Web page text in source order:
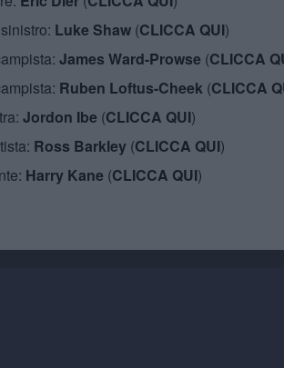
Luke Shaw (CLICCA QUI)
James Ward-Prowse (CLICCA
Ruben Loftus-Cheek (CLICCA
Jordon Ibe (CLICCA QUI)
Ross Barkley (CLICCA QUI)
Harry Kane (CLICCA QUI)